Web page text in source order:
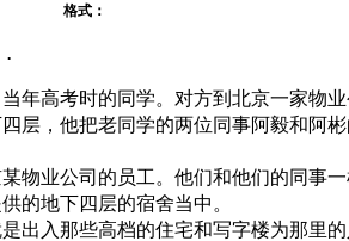
格式：
.
年高考时的同学。对方到北京一家物
层，他把老同学的两位同事阿毅和阿
物业公司的员工。他们和他们的同事
的地下四层的宿舍当中。
出入那些高档的住宅和写字楼为那里